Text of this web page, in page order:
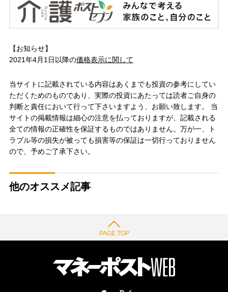
【お知らせ】
2021年4月1日以降の価格表示に関して
当サイトに記載されている内容はあくまでも投資の参考にしてい
ただくためのものであり、実際の投資にあたっては読者ご自身の
判断と責任において行って下さいますよう、お願い致します。 当
サイトの掲載情報は細心の注意を払っておりますが、記載される
全ての情報の正確性を保証するものではありません。万が一、ト
ラブル等の損失が被っても損害等の保証は一切行っておりません
ので、予めご了承下さい。
他のオススメ記事
PAGE TOP